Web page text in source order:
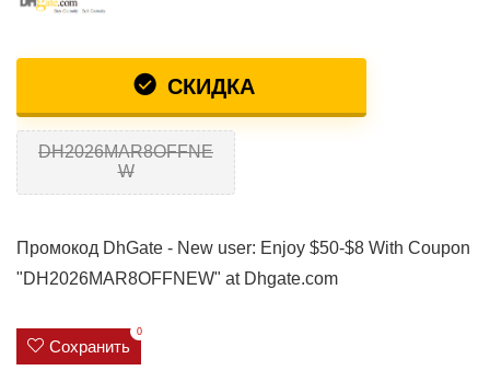
СКИДКА
DH2026MAR8OFFNE
W
Промокод DhGate - New user: Enjoy $50-$8 With Coupon
"DH2026MAR8OFFNEW" at Dhgate.com
Сохранить
0